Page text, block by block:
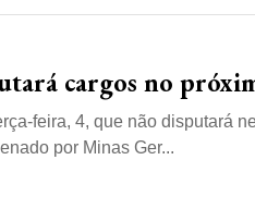
cargos no
feira, 4, que não disputará
por Minas Ger...